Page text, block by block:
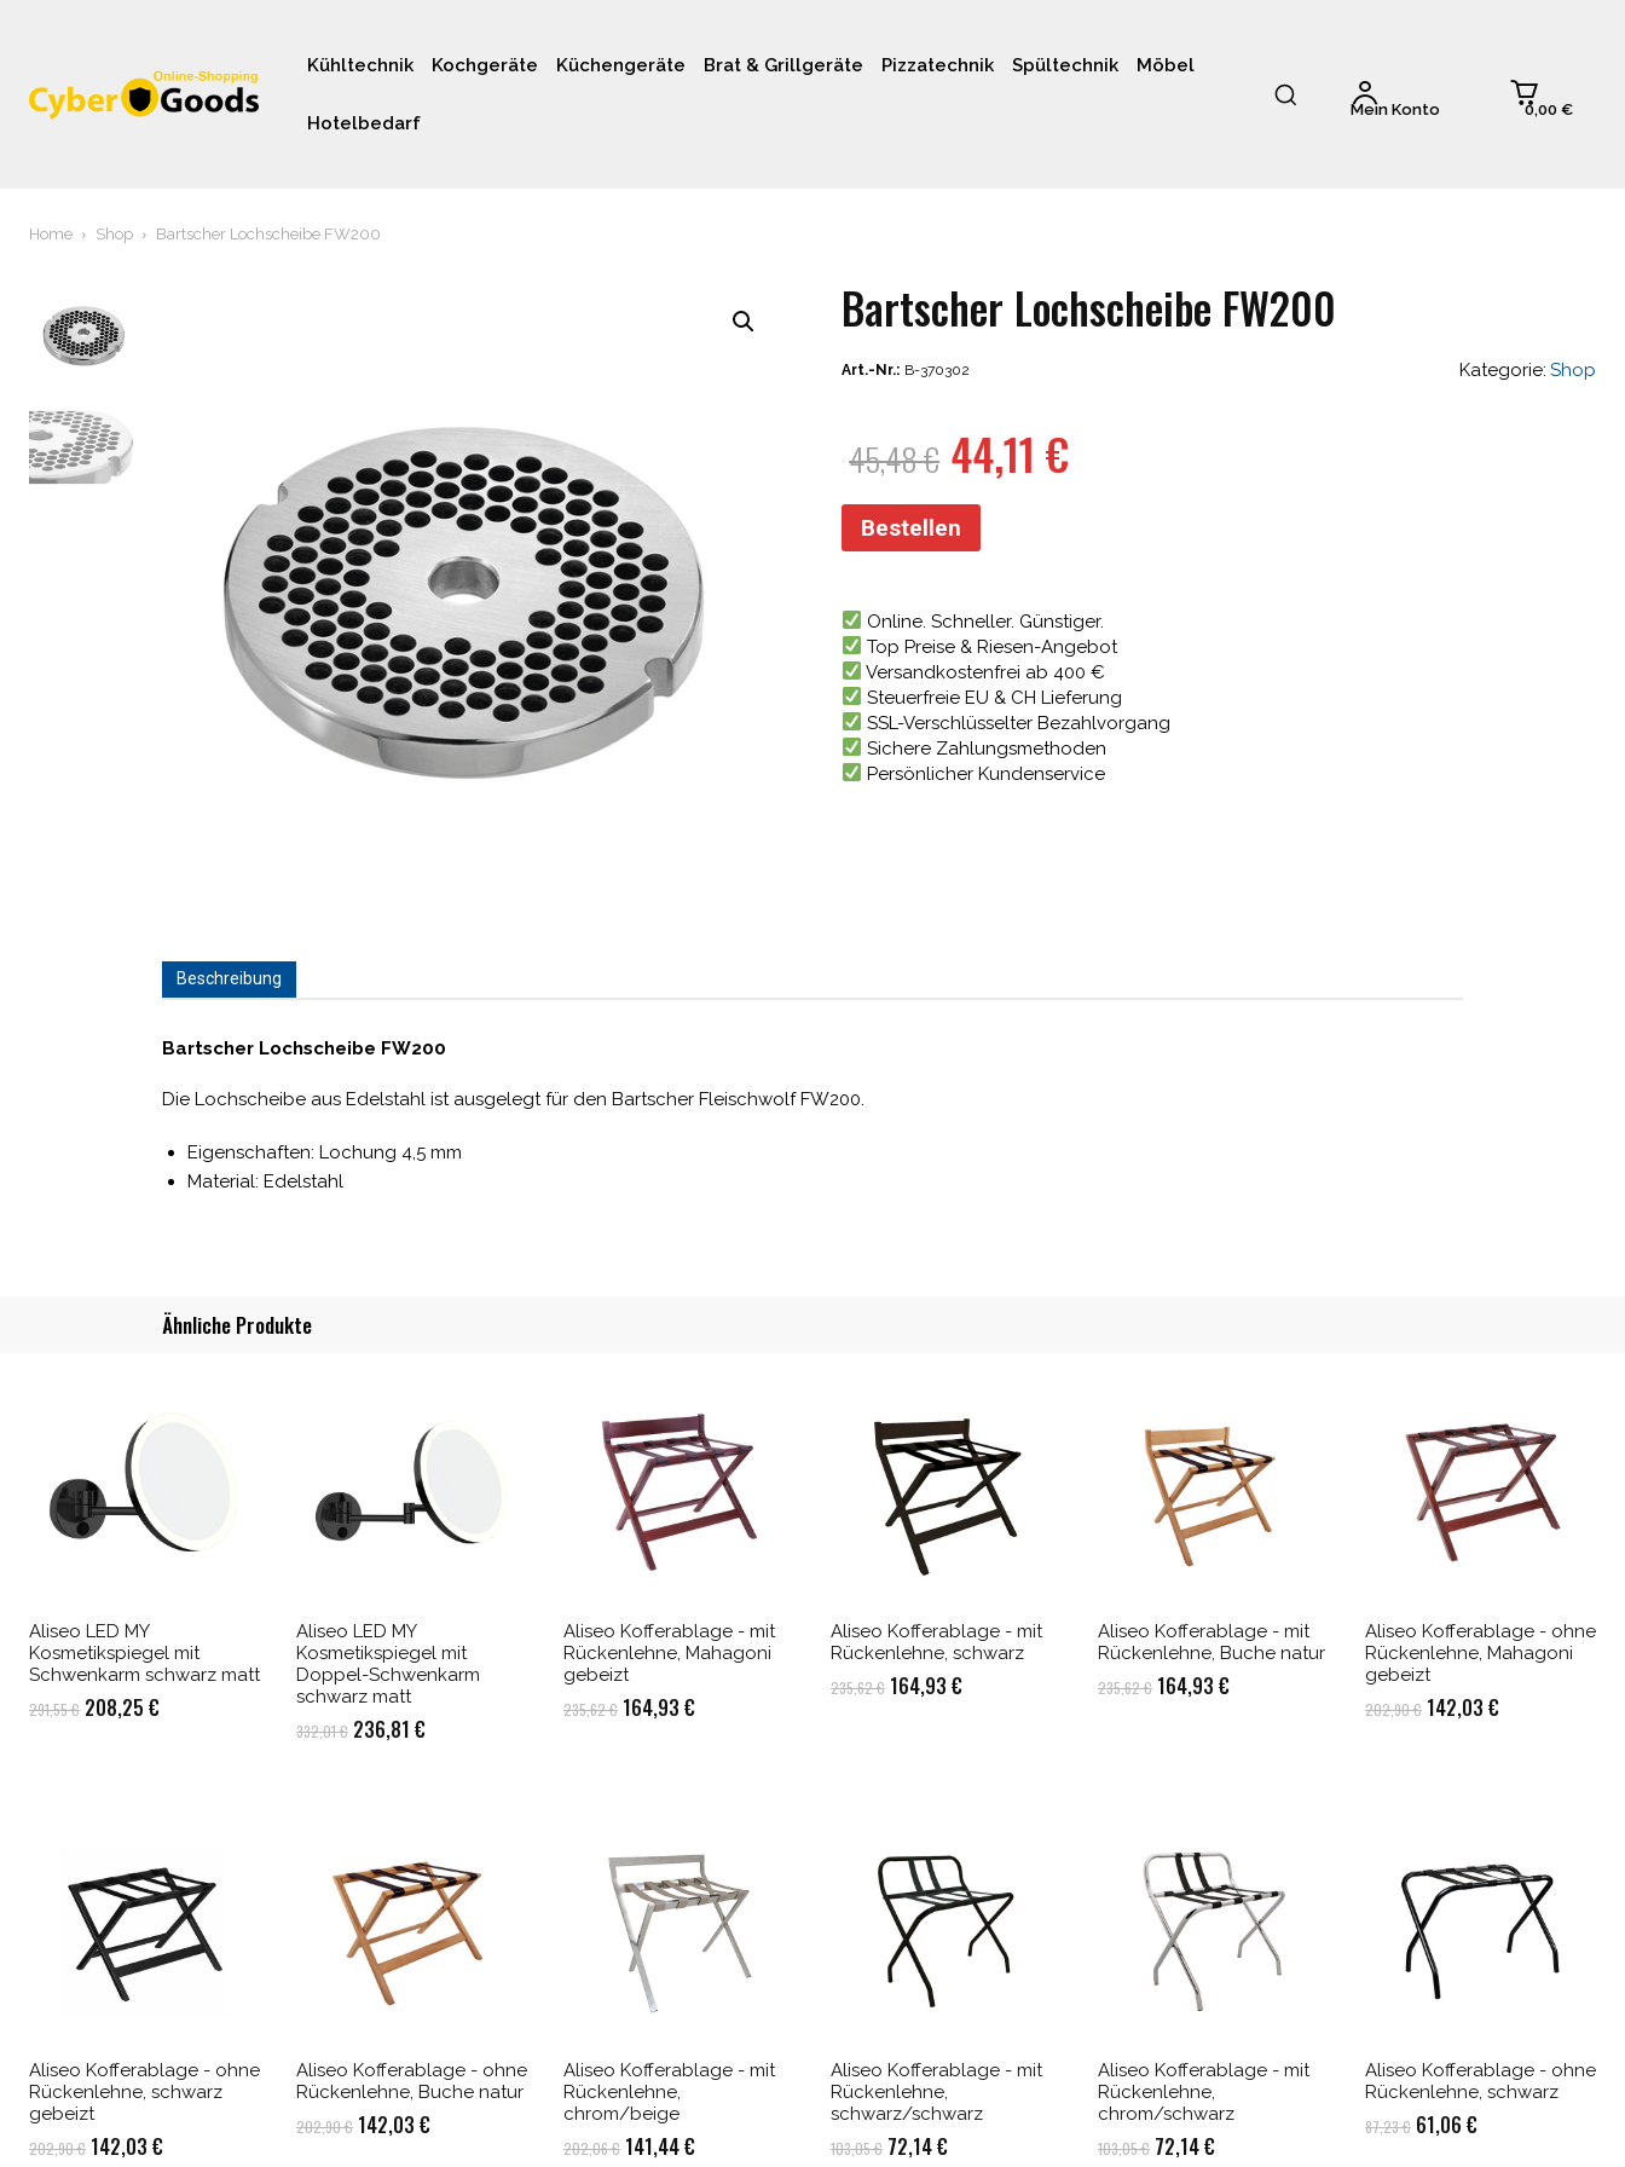
Kühltechnik Kochgeräte Küchengeräte Brat & Grillgeräte Pizzatechnik Spültechnik Möbel
Hotelbedarf
Mein Konto 0,00 €
Home Shop Bartscher Lochscheibe FW200
Bartscher Lochscheibe FW200
Art.-Nr.: B-370302 Kategorie: Shop
45,48€ Ursprünglicher
Preis
war:
44,11 €
Bestellen
Online. Schneller. Günstiger.
Top Preise & Riesen-Angebot
Versandkostenfrei ab 400 €
Steuerfreie EU & CH Lieferung
SSL-Verschlüsselter Bezahlvorgang
Sichere Zahlungsmethoden
Persönlicher Kundenservice
Beschreibung
Bartscher Lochscheibe FW200
Die Lochscheibe aus Edelstahl ist ausgelegt für den Bartscher Fleischwolf FW200.
Eigenschaften: Lochung 4,5 mm
Material: Edelstahl
Ähnliche Produkte
Aliseo LED MY
Kosmetikspiegel mit
Schwenkarm schwarz matt
291,55€ Ursprünglicher
208,25 €Aktueller
Aliseo LED MY
Kosmetikspiegel mit
Doppel-Schwenkarm
schwarz matt
332,01€ Ursprünglicher
236,81 €Aktueller
Aliseo Kofferablage - mit
Rückenlehne, Mahagoni
gebeizt
235,62€ Ursprünglicher
164,93 €Aktueller
Aliseo Kofferablage - mit
Rückenlehne, schwarz
235,62€ Ursprünglicher
164,93 €Aktueller
Aliseo Kofferablage - mit
Rückenlehne, Buche natur
235,62€ Ursprünglicher
164,93 €Aktueller
Aliseo Kofferablage - ohne
Rückenlehne, Mahagoni
gebeizt
202,90€ Ursprünglicher
142,03 €Aktueller
Aliseo Kofferablage - ohne
Rückenlehne, schwarz
gebeizt
202,90€ Ursprünglicher
142,03 €Aktueller
Aliseo Kofferablage - ohne
Rückenlehne, Buche natur
202,90€ Ursprünglicher
142,03 €Aktueller
Aliseo Kofferablage - mit
Rückenlehne,
chrom/beige
202,06€ Ursprünglicher
141,44€Aktueller
Aliseo Kofferablage - mit
Rückenlehne,
schwarz/schwarz
103,05€ Ursprünglicher
72,14€Aktueller
Aliseo Kofferablage - mit
Rückenlehne,
chrom/schwarz
103,05€ Ursprünglicher
72,14€Aktueller
Aliseo Kofferablage - ohne
Rückenlehne, schwarz
87,23€ Ursprünglicher
61,06 €Aktueller